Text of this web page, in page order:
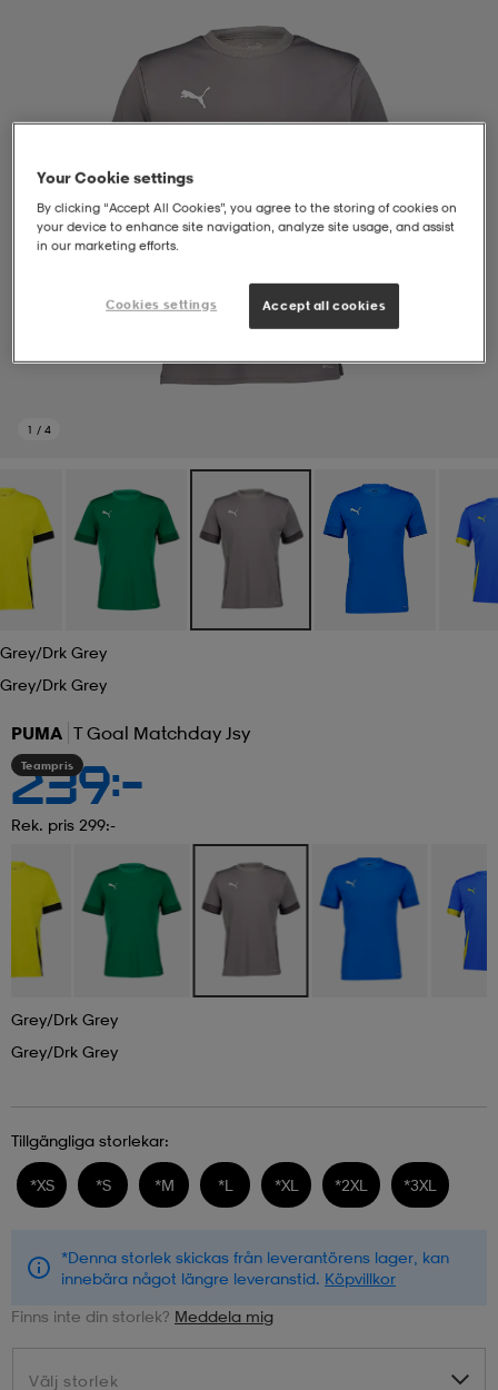
1 / 4
Grey/drk Grey
Grey/drk Grey
PUMA T Goal Matchday Jsy
Teampris
239:-
Rek. pris 299:-
Grey/drk Grey
Grey/drk Grey
Tillgängliga storlekar:
*XS *S *M *L *XL *2XL *3XL
*Denna storlek skickas från leverantörens lager, kan
innebära något längre leveranstid. Köpvillkor
Finns inte din storlek? Meddela mig
Välj storlek
Välj storlek
Your Cookie settings
By clicking “Accept All Cookies”, you agree to the storing of cookies on
your device to enhance site navigation, analyze site usage, and assist
in our marketing efforts.
Cookies settings Accept all cookies